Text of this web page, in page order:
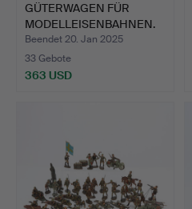
GÜTERWAGEN FÜR
MODELLEISENBAHNEN.
Insgesam…
Beendet 20. Jan 2025
33 Gebote
363 USD